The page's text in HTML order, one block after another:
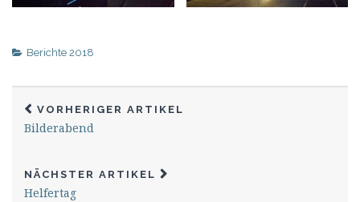
Berichte 2018
VORHERIGER ARTIKEL
Bilderabend
NÄCHSTER ARTIKEL
Helfertag